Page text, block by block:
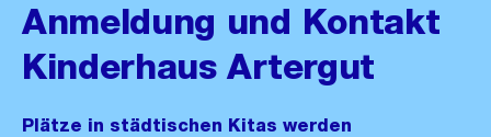
Anmeldung und Kontakt
Kinderhaus Artergut
Plätze in städtischen Kitas werden